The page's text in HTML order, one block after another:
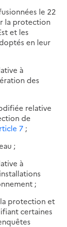
le 22
la protection
et les
en leur
à
des
relative
de
7 ;
;
à
;
la protection et
certaines